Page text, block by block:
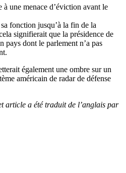
une menace d’éviction avant le
fonction jusqu’à la fin de la
signifierait que la présidence de
pays dont le parlement n’a pas
également une ombre sur un
américain de radar de défense
article a été traduit de l’anglais par